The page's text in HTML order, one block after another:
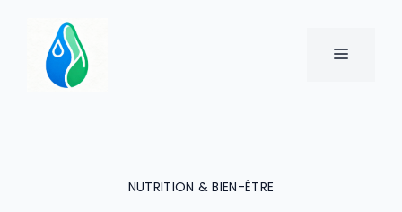
contenu
MENU
NUTRITION & BIEN-ÊTRE